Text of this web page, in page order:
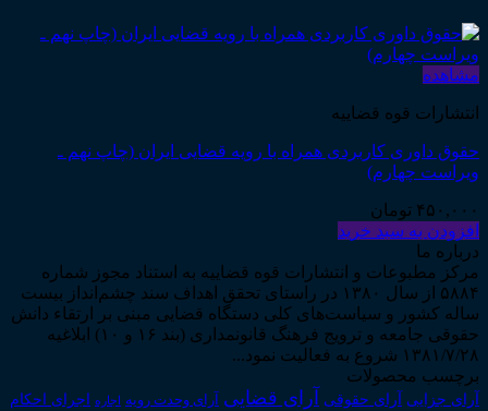
مشاهده
انتشارات قوه قضاییه
حقوق داوری کاربردی همراه با رویه قضایی ایران (چاپ نهم ـ
ویراست چهارم)
۴۵۰,۰۰۰ تومان
افزودن به سبد خرید
درباره ما
مرکز مطبوعات و انتشارات قوه قضاییه به استناد مجوز شماره
۵۸۸۴ از سال ۱۳۸۰ در راستای تحقق اهداف سند چشم‌انداز بیست
ساله کشور و سیاست‌های کلی دستگاه قضایی مبنی بر ارتقاء دانش
حقوقی جامعه و ترویج فرهنگ قانونمداری (بند ۱۶ و ۱۰) ابلاغیه
۱۳۸۱/۷/۲۸ شروع به فعالیت نمود...
برچسب محصولات
آرای جزایی آرای حقوقی آرای قضایی آرای وحدت رویه اجاره اجرای احکام